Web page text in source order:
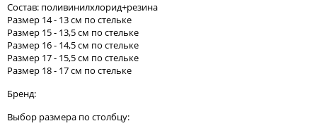
Состав: поливинилхлорид+резина
Размер 14 - 13 см по стельке
Размер 15 - 13,5 см по стельке
Размер 16 - 14,5 см по стельке
Размер 17 - 15,5 см по стельке
Размер 18 - 17 см по стельке
Бренд:
Выбор размера по столбцу: